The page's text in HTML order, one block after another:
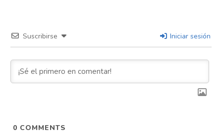
Suscribirse Iniciar sesión
0 COMMENTS